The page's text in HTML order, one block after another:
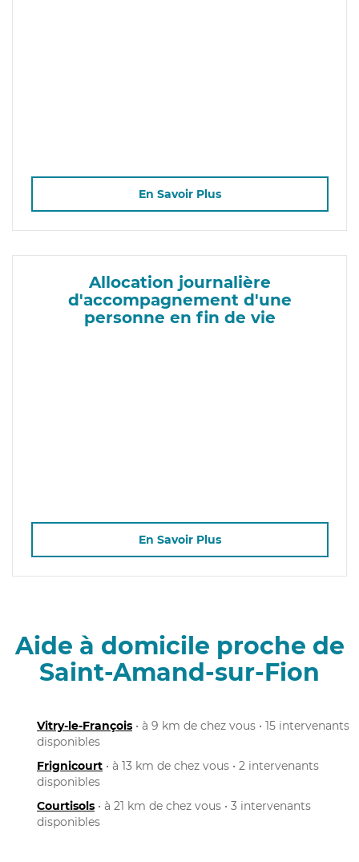
En Savoir Plus
Allocation journalière
d'accompagnement d'une
personne en fin de vie
En Savoir Plus
Aide à domicile proche de
Saint-Amand-sur-Fion
Vitry-le-François • à 9 km de chez vous • 15 intervenants
disponibles
Frignicourt • à 13 km de chez vous • 2 intervenants
disponibles
Courtisols • à 21 km de chez vous • 3 intervenants
disponibles